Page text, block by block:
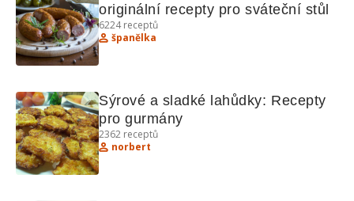
originální recepty pro sváteční stůl
6224receptů
španělka
Sýrové a sladké lahůdky: Recepty
pro gurmány
2362 receptů
norbert